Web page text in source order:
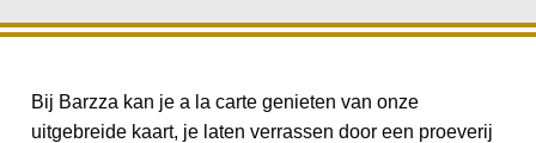
Bij Barzza kan je a la carte genieten van onze
uitgebreide kaart, je laten verrassen door een proeverij